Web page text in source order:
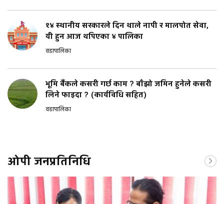
१४ स्थानीय सरकारले दिन थाले नापी र मालपोत सेवा,
यी हुन आज थपिएका ४ पालिका
वडापालिका
भूमि बैंकले कसरी गर्छ काम ? बाँझो जमिन हुनेले कसरी
लिने फाइदा ? (कार्यविधि सहित)
वडापालिका
ओपी जनप्रतिनिधि